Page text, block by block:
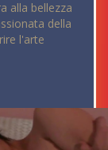
alla bellezza
della
l'arte